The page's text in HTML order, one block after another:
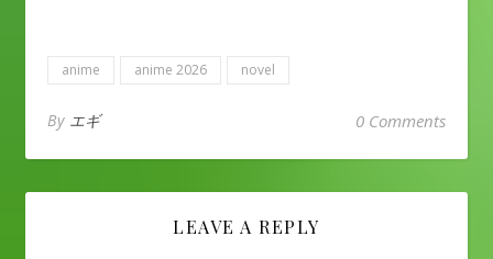
anime anime 2026 novel
By エギ 0 Comments
LEAVE A REPLY